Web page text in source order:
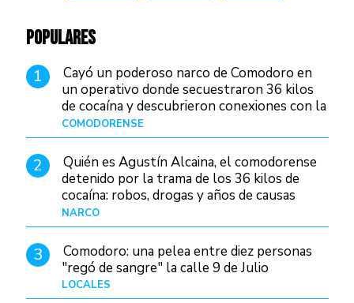
POPULARES
1
Cayó un poderoso narco de Comodoro en
un operativo donde secuestraron 36 kilos
de cocaína y descubrieron conexiones con la
Patagonia
COMODORENSE
2
Quién es Agustín Alcaina, el comodorense
detenido por la trama de los 36 kilos de
cocaína: robos, drogas y años de causas
judiciales
NARCO
3
Comodoro: una pelea entre diez personas
"regó de sangre" la calle 9 de Julio
LOCALES